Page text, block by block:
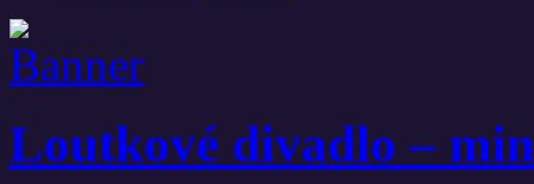
Loutkové divadlo –